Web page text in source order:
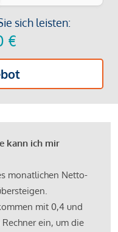
sich leisten:
€
kann ich mir
monatlichen Netto-
mit 0,4 und
ein, um die